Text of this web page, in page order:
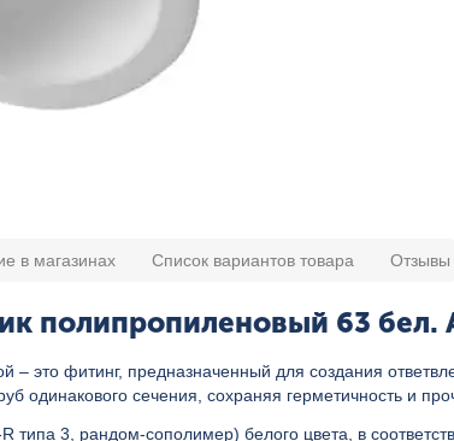
в магазинах Список вариантов товара Отзывы
полипропиленовый 63 бел.
– это фитинг, предназначенный для создания
одинакового сечения, сохраняя герметичность и
типа 3, рандом-сополимер) белого цвета, в